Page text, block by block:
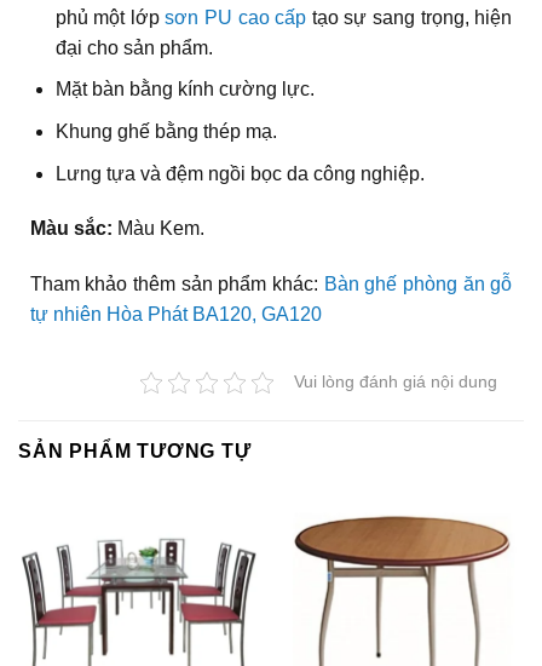
phủ một lớpsơn PU cao cấp tạo sự sang trọng, hiện
đại cho sản phẩm.
Mặt bàn bằng kính cường lực.
Khung ghế bằng thép mạ.
Lưng tựa và đệm ngồi bọc da công nghiệp.
Màu sắc: Màu Kem.
Tham khảo thêm sản phẩm khác: Bàn ghế phòng ăn gỗ
tự nhiên Hòa Phát BA120, GA120
Vui lòng đánh giá nội dung
SẢN PHẨM TƯƠNG TỰ